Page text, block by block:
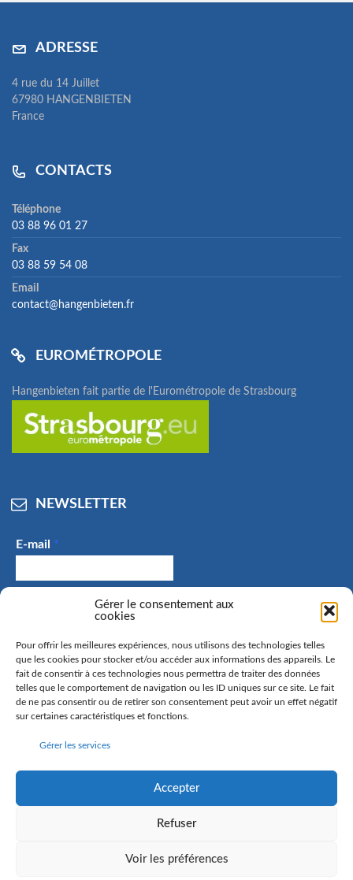
Gérer le consentement aux
cookies
Pour offrir les meilleures expériences, nous utilisons des technologies telles
que les cookies pour stocker et/ou accéder aux informations des appareils. Le
fait de consentir à ces technologies nous permettra de traiter des données
telles que le comportement de navigation ou les ID uniques sur ce site. Le fait
de ne pas consentir ou de retirer son consentement peut avoir un effet négatif
sur certaines caractéristiques et fonctions.
Gérer les services
Accepter
Refuser
Voir les préférences
ADRESSE
4 rue du 14 Juillet
67980 HANGENBIETEN
France
CONTACTS
Téléphone
03 88 96 01 27
Fax
03 88 59 54 08
Email
contact@hangenbieten.fr
EUROMÉTROPOLE
Hangenbieten fait partie de l'Eurométropole de Strasbourg
NEWSLETTER
E-mail *
J'accepte de recevoir des e-mails et confirme avoir
pris connaissance de la politique de confidentialité.
La commune de Hangenbieten collecte votre adresse mail
afin de vous envoyer notre lettre d’information. Vous
en savoir plus sur la gestion de vos données personnelles
et pour exercer vos droits, rendez-vous sur la page
politique de confidentialité
2016 Commune de Hangenbieten - RéalisationAnne Vonthron